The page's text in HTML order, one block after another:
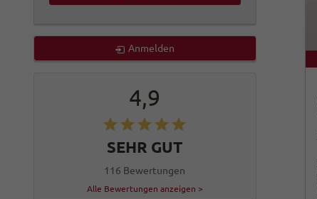
Anmelden
4,9
SEHR GUT
116 Bewertungen
Alle Bewertungen anzeigen >